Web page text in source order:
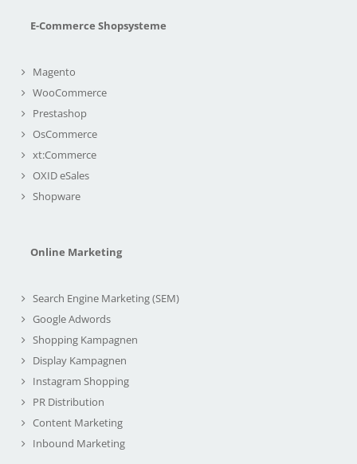
E-Commerce Shopsysteme
Magento
WooCommerce
Prestashop
OsCommerce
xt:Commerce
OXID eSales
Shopware
Online Marketing
Search Engine Marketing (SEM)
Google Adwords
Shopping Kampagnen
Display Kampagnen
Instagram Shopping
PR Distribution
Content Marketing
Inbound Marketing